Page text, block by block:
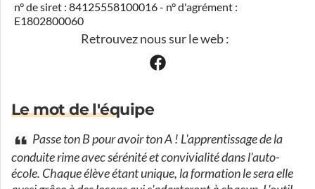
n° de siret : 84125558100016 - n° d'agrément :
E1802800060
Retrouvez nous sur le web :
Le mot de l'équipe
Passe ton B pour avoir ton A ! L'apprentissage de la
conduite rime avec sérénité et convivialité dans l'auto-
école. Chaque élève étant unique, la formation le sera elle